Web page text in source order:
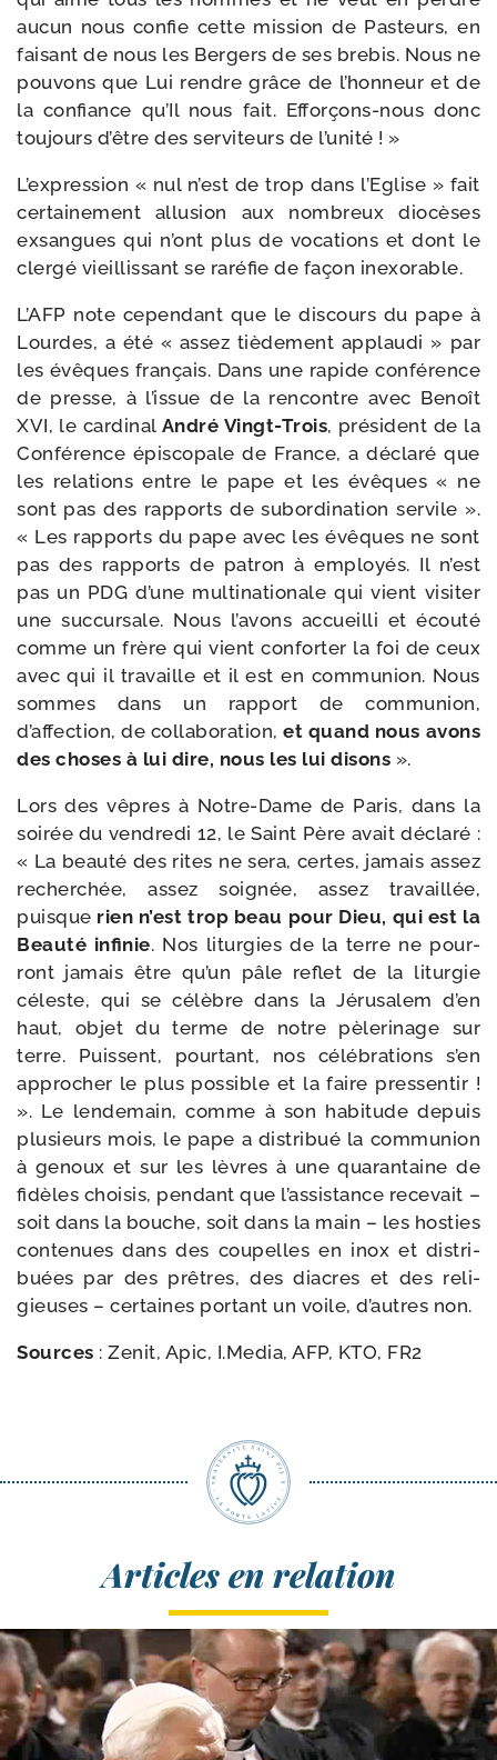
aucun nous confie cette mis­sion de Pasteurs, en
fai­sant de nous les Bergers de ses bre­bis. Nous ne
pou­vons que Lui rendre grâce de l’honneur et de
la confiance qu’Il nous fait. Efforçons-​nous donc
tou­jours d’être des ser­vi­teurs de l’unité ! »
L’expression « nul n’est de trop dans l’Eglise » fait
cer­tai­ne­ment allu­sion aux nom­breux dio­cèses
exsangues qui n’ont plus de voca­tions et dont le
cler­gé vieillis­sant se raré­fie de façon inexorable.
L’AFP note cepen­dant que le dis­cours du pape à
Lourdes, a été « assez tiè­de­ment applau­di » par
les évêques fran­çais. Dans une rapide confé­rence
de presse, à l’issue de la ren­contre avec Benoît
XVI, le car­di­nal André Vingt-​Trois, pré­sident de la
Conférence épis­co­pale de France, a décla­ré que
les rela­tions entre le pape et les évêques « ne
sont pas des rap­ports de subor­di­na­tion ser­vile ».
« Les rap­ports du pape avec les évêques ne sont
pas des rap­ports de patron à employés. Il n’est
pas un PDG d’une mul­ti­na­tio­nale qui vient visi­ter
une suc­cur­sale. Nous l’avons accueilli et écou­té
comme un frère qui vient confor­ter la foi de ceux
avec qui il tra­vaille et il est en com­mu­nion. Nous
sommes dans un rap­port de com­mu­nion,
d’affection, de col­la­bo­ra­tion,et quand nous avons
des choses à lui dire, nous les lui disons ».
Lors des vêpres à Notre-​Dame de Paris, dans la
soi­rée du ven­dre­di 12, le Saint Père avait décla­ré :
« La beau­té des rites ne sera, certes, jamais assez
recher­chée, assez soi­gnée, assez tra­vaillée,
puisque rien n’est trop beau pour Dieu, qui est la
Beauté infi­nie. Nos litur­gies de la terre ne pour­
ront jamais être qu’un pâle reflet de la litur­gie
céleste, qui se célèbre dans la Jérusalem d’en
haut, objet du terme de notre pèle­ri­nage sur
terre. Puissent, pour­tant, nos célé­bra­tions s’en
appro­cher le plus pos­sible et la faire pres­sen­tir !
». Le len­de­main, comme à son habi­tude depuis
plu­sieurs mois, le pape a dis­tri­bué la com­mu­nion
à genoux et sur les lèvres à une qua­ran­taine de
fidèles choi­sis, pen­dant que l’assistance rece­vait –
soit dans la bouche, soit dans la main – les hos­ties
conte­nues dans des cou­pelles en inox et dis­tri­
buées par des prêtres, des diacres et des reli­
gieuses – cer­taines por­tant un voile, d’autres non.
Sources : Zenit, Apic, I.Media, AFP, KTO, FR2
Articles en relation